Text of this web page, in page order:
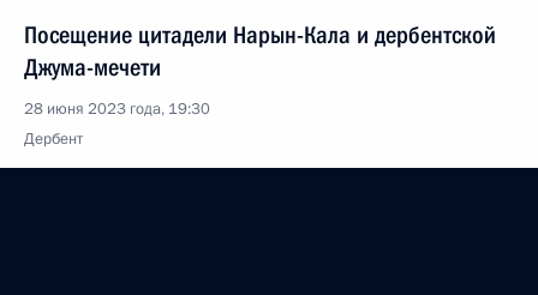
Посещение цитадели Нарын-Кала и дербентской
Джума-мечети
28 июня 2023 года, 19:30
Дербент